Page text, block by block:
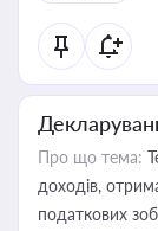
Про що тема:
доходів,
податкових